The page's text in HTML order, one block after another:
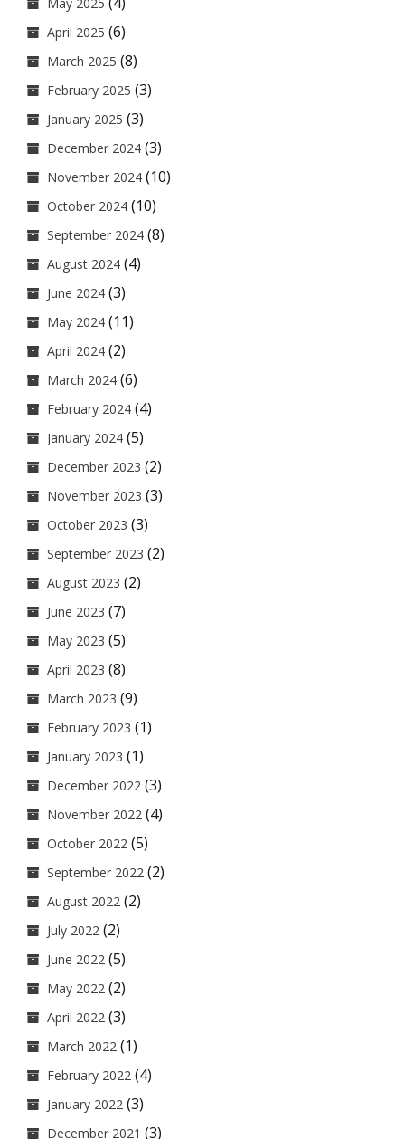
April 2025 (6)
March 2025 (8)
February 2025 (3)
January 2025 (3)
December 2024 (3)
November 2024 (10)
October 2024 (10)
September 2024 (8)
August 2024 (4)
June 2024 (3)
May 2024 (11)
April 2024 (2)
March 2024 (6)
February 2024 (4)
January 2024 (5)
December 2023 (2)
November 2023 (3)
October 2023 (3)
September 2023 (2)
August 2023 (2)
June 2023 (7)
May 2023 (5)
April 2023 (8)
March 2023 (9)
February 2023 (1)
January 2023 (1)
December 2022 (3)
November 2022 (4)
October 2022 (5)
September 2022 (2)
August 2022 (2)
July 2022 (2)
June 2022 (5)
May 2022 (2)
April 2022 (3)
March 2022 (1)
February 2022 (4)
January 2022 (3)
December 2021 (3)